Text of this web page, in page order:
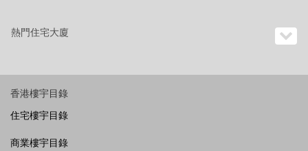
熱門住宅大廈
香港樓宇目錄
住宅樓宇目錄
商業樓宇目錄